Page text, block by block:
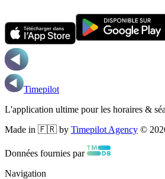
Timepilot
L'application ultime pour les horaires &
Made in 🇫🇷 by Timepilot Agency ©
Données fournies par
Navigation